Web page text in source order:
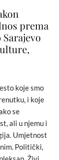
prema
koje smo
i koje
se
ali u njemu i
Umjetnost
Politički,